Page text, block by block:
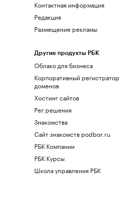
Контактная информация
Редакция
Размещение рекламы
Другие продукты РБК
Облако для бизнеса
Корпоративный регистратор
доменов
Хостинг сайтов
Рег.решения
Знакомства
Сайт знакомств podbor.ru
РБК Компании
РБК Курсы
Школа управления РБК